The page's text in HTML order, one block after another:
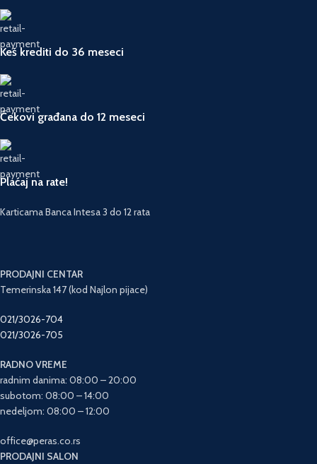
Keš krediti do 36 meseci
Čekovi građana do 12 meseci
Plaćaj na rate!
Karticama Banca Intesa 3 do 12 rata
PRODAJNI CENTAR
Temerinska 147 (kod Najlon pijace)
021/3026-704
021/3026-705
RADNO VREME
radnim danima: 08:00 – 20:00
subotom: 08:00 – 14:00
nedeljom: 08:00 – 12:00
office@peras.co.rs
PRODAJNI SALON